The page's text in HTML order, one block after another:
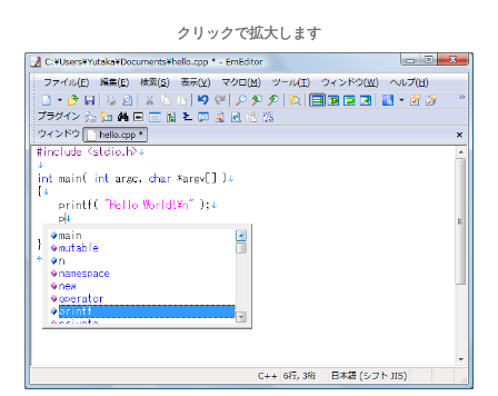
クリックで拡大します